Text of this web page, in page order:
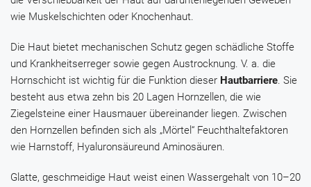
wie Muskelschichten oder Knochenhaut.
Die Haut bietet mechanischen Schutz gegen schädliche Stoffe
und Krankheitserreger sowie gegen Austrocknung. V. a. die
Hornschicht ist wichtig für die Funktion dieser Hautbarriere. Sie
besteht aus etwa zehn bis 20 Lagen Hornzellen, die wie
Ziegelsteine einer Hausmauer übereinander liegen. Zwischen
den Hornzellen befinden sich als „Mörtel“ Feuchthaltefaktoren
wie Harnstoff, Hyaluronsäureund Aminosäuren.
Glatte, geschmeidige Haut weist einen Wassergehalt von 10–20